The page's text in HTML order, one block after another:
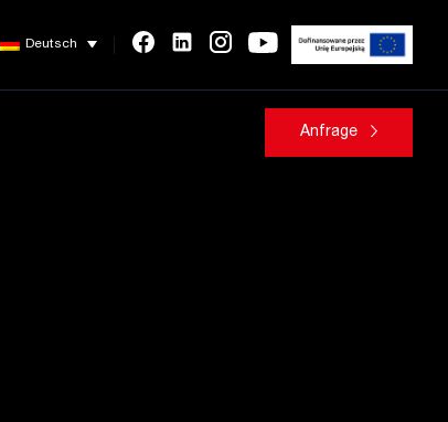
Deutsch
Anfrage